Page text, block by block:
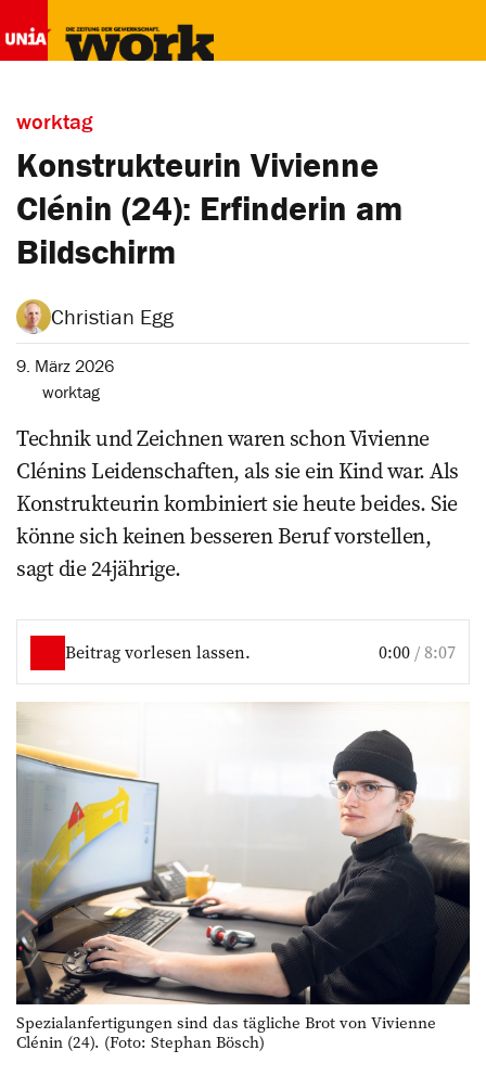
worktag
Konstrukteurin Vivienne
Clénin (24): Erfinderin am
Bildschirm
Christian Egg
9. März 2026
worktag
Technik und Zeichnen waren schon Vivienne
Clénins Leidenschaften, als sie ein Kind war. Als
Konstrukteurin kombiniert sie heute beides. Sie
könne sich keinen besseren Beruf vorstellen,
sagt die 24jährige.
Beitrag vorlesen lassen. 0:00 /8:07
Spezialanfertigungen sind das tägliche Brot von Vivienne
Clénin (24). (Foto: Stephan Bösch)